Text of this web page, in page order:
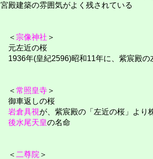
宮殿建築の雰囲気がよく残されている
＜ 宗像神社 ＞
元左近の桜
1936年(皇紀2596)昭和11年に、紫宸殿の
＜ 常照皇寺 ＞
御車返しの桜
岩倉具視が、紫宸殿の「左近の桜」より
後水尾天皇の名命
＜ 二尊院 ＞